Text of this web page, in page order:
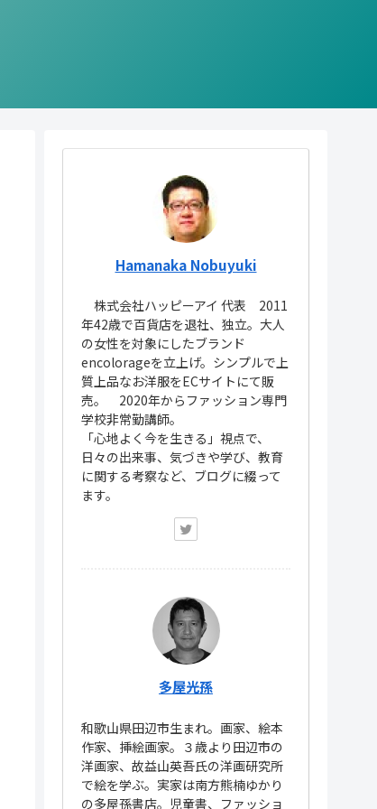
Hamanaka Nobuyuki
株式会社ハッピーアイ 代表 2011
年42歳で百貨店を退社、独立。大人
の女性を対象にしたブランド
encolorageを立上げ。シンプルで上
質上品なお洋服をECサイトにて販
売。 2020年からファッション専門
学校非常勤講師。
「心地よく今を生きる」視点で、
日々の出来事、気づきや学び、教育
に関する考察など、ブログに綴って
ます。
多屋光孫
和歌山県田辺市生まれ。画家、絵本
作家、挿絵画家。３歳より田辺市の
洋画家、故益山英吾氏の洋画研究所
で絵を学ぶ。実家は南方熊楠ゆかり
の多屋孫書店。児童書、ファッショ